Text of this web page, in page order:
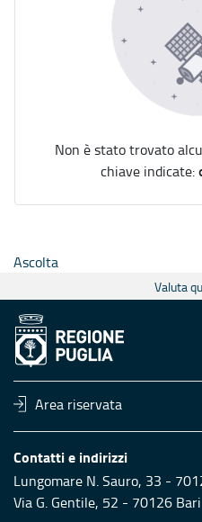
Non è stato trovato
chiave indicate:
Ascolta
Valuta
Area riservata
Contatti e indirizzi
Lungomare N. Sauro, 33 -
Via G. Gentile, 52 - 70126 Bari